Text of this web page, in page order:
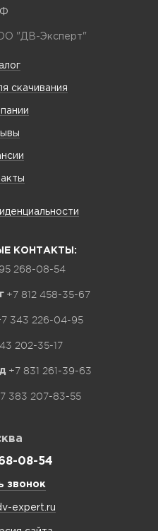
"ДВ-Эксперт"
скачивания
КОНТАКТЫ:
268-08-54
+7 812 458-35-67
343 226-04-95
202-35-17
+7 831 261-39-63
383 207-83-55
08-54
звонок
expert.ru